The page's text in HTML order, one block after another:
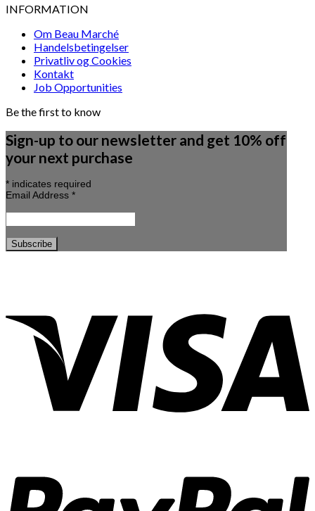
INFORMATION
Om Beau Marché
Handelsbetingelser
Privatliv og Cookies
Kontakt
Job Opportunities
Be the first to know
Sign-up to our newsletter and get 10% off
your next purchase
* indicates required
Email Address *